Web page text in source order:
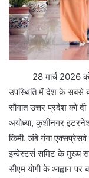
28 मार्च 2026 को
उपस्थिति में देश के सबसे
सौगात उत्तर प्रदेश को दी।
अयोध्या, कुशीनगर
किमी. लंबे गंगा एक्सप्रेसवे
इन्वेस्टर्स समिट के मुख्य
सीएम योगी के आह्वान पर